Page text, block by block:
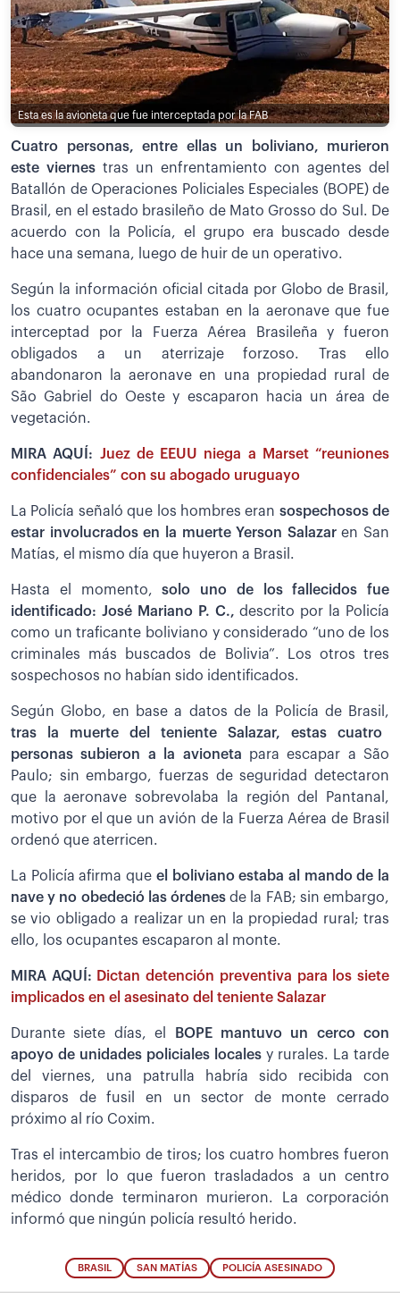
Esta es la avioneta que fue interceptada por la FAB
Cuatro personas, entre ellas un boliviano, murieron
este viernes tras un enfrentamiento con agentes del
Batallón de Operaciones Policiales Especiales (BOPE) de
Brasil, en el estado brasileño de Mato Grosso do Sul. De
acuerdo con la Policía, el grupo era buscado desde
hace una semana, luego de huir de un operativo.
Según la información oficial citada por Globo de Brasil,
los cuatro ocupantes estaban en la aeronave que fue
interceptad por la Fuerza Aérea Brasileña y fueron
obligados a un aterrizaje forzoso. Tras ello
abandonaron la aeronave en una propiedad rural de
São Gabriel do Oeste y escaparon hacia un área de
vegetación.
MIRA AQUÍ: Juez de EEUU niega a Marset “reuniones
confidenciales” con su abogado uruguayo
La Policía señaló que los hombres eran sospechosos de
estar involucrados en la muerte Yerson Salazaren San
Matías, el mismo día que huyeron a Brasil.
Hasta el momento,solo uno de los fallecidos fue
identificado: José Mariano P. C., descrito por la Policía
como un traficante boliviano y considerado “uno de los
criminales más buscados de Bolivia”. Los otros tres
sospechosos no habían sido identificados.
Según Globo, en base a datos de la Policía de Brasil,
tras la muerte del teniente Salazar, estas cuatro
personas subieron a la avioneta para escapar a São
Paulo; sin embargo, fuerzas de seguridad detectaron
que la aeronave sobrevolaba la región del Pantanal,
motivo por el que un avión de la Fuerza Aérea de Brasil
ordenó que aterricen.
La Policía afirma que el boliviano estaba al mando de la
nave y no obedeció las órdenes de la FAB; sin embargo,
se vio obligado a realizar un en la propiedad rural; tras
ello, los ocupantes escaparon al monte.
MIRA AQUÍ: Dictan detención preventiva para los siete
implicados en el asesinato del teniente Salazar
Durante siete días, el
BOPE mantuvo un cerco con
apoyo de unidades policiales locales y rurales. La tarde
del viernes, una patrulla habría sido recibida con
disparos de fusil en un sector de monte cerrado
próximo al río Coxim.
Tras el intercambio de tiros; los cuatro hombres fueron
heridos, por lo que fueron trasladados a un centro
médico donde terminaron murieron. La corporación
informó que ningún policía resultó herido.
BRASIL SAN MATÍAS POLICÍA ASESINADO